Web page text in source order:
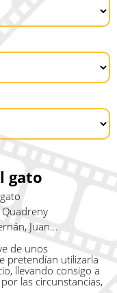
gato
Juan...
de unos
pretendían utilizarla
llevando consigo a
las circunstancias,